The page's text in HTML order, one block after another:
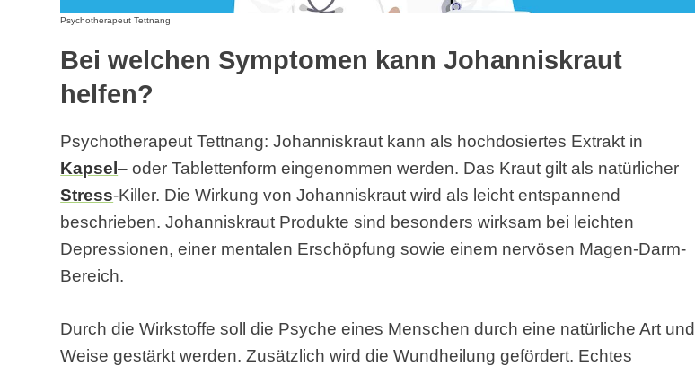
Psychotherapeut Tettnang
Bei welchen Symptomen kann Johanniskraut
helfen?
Psychotherapeut Tettnang: Johanniskraut kann als hochdosiertes Extrakt in
Kapsel– oder Tablettenform eingenommen werden. Das Kraut gilt als natürlicher
Stress-Killer. Die Wirkung von Johanniskraut wird als leicht entspannend
beschrieben. Johanniskraut Produkte sind besonders wirksam bei leichten
Depressionen, einer mentalen Erschöpfung sowie einem nervösen Magen-Darm-
Bereich.
Durch die Wirkstoffe soll die Psyche eines Menschen durch eine natürliche Art und
Weise gestärkt werden. Zusätzlich wird die Wundheilung gefördert. Echtes